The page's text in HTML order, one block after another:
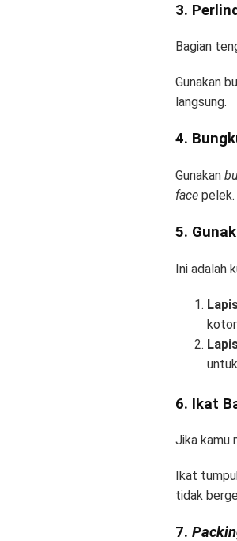
3.
Bagian
Gunakan
langsung.
4.
Gunakan
face pelek.
5.
Ini adalah
6. Ikat
Jika kamu
Ikat
tidak
7.